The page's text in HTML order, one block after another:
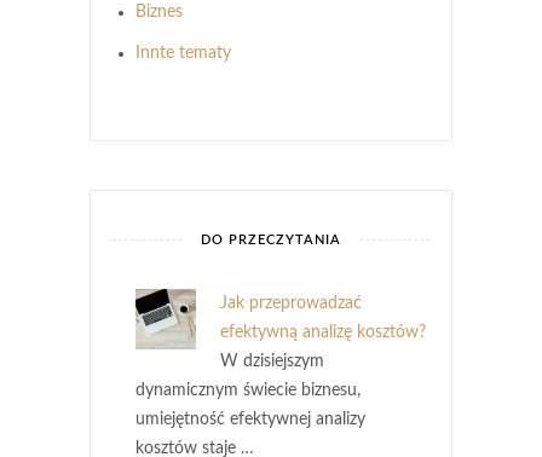
Biznes
Innte tematy
DO PRZECZYTANIA
Jak przeprowadzać
efektywną analizę kosztów?
W dzisiejszym
dynamicznym świecie biznesu,
umiejętność efektywnej analizy
kosztów staje …